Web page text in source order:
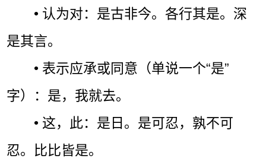
• 认为对：是古非今。各行其是。深
是其言。
• 表示应承或同意（单说一个“是”
字）：是，我就去。
• 这，此：是日。是可忍，孰不可
忍。比比皆是。